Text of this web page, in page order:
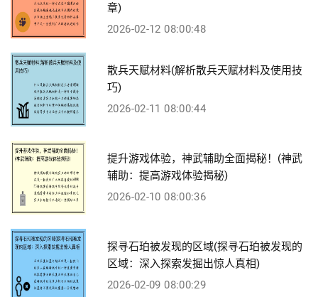
章)
2026-02-12 08:00:48
散兵天赋材料(解析散兵天赋材料及使用技
巧)
2026-02-11 08:00:44
提升游戏体验，神武辅助全面揭秘！(神武
辅助：提高游戏体验揭秘)
2026-02-10 08:00:36
探寻石珀被发现的区域(探寻石珀被发现的
区域：深入探索发掘出惊人真相)
2026-02-09 08:00:29